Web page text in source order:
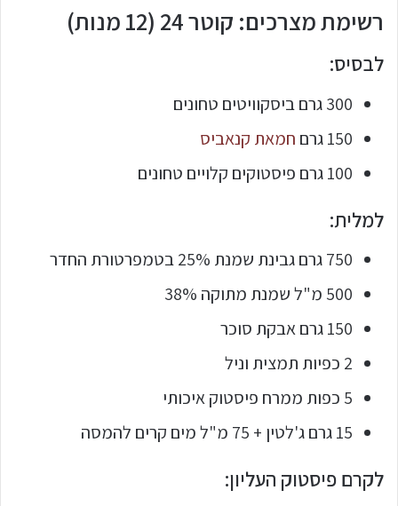
רשימת מצרכים: קוטר 24 (12 מנות)
לבסיס:
300 גרם ביסקוויטים טחונים
150 גרם
חמאת קנאביס
100 גרם פיסטוקים קלויים טחונים
למלית:
750 גרם גבינת שמנת 25% בטמפרטורת החדר
500 מ"ל שמנת מתוקה 38%
150 גרם אבקת סוכר
2 כפיות תמצית וניל
5 כפות ממרח פיסטוק איכותי
15 גרם ג'לטין + 75 מ"ל מים קרים להמסה
לקרם פיסטוק העליון: